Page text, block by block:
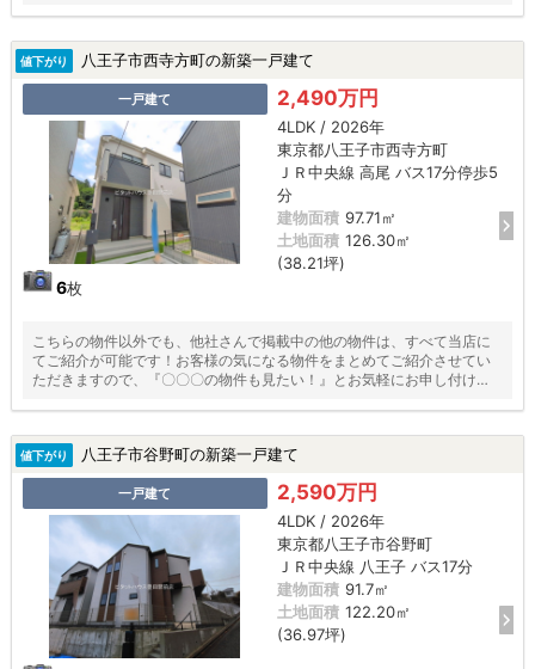
値下がり 八王子市西寺方町の新築一戸建て
一戸建て
6枚
2,490万円
4LDK / 2026年
東京都八王子市西寺方町
ＪＲ中央線 高尾 バス17分停歩5
分
建物面積 97.71㎡
土地面積 126.30㎡
(38.21坪)
こちらの物件以外でも、他社さんで掲載中の他の物件は、すべて当店に
てご紹介が可能です！お客様の気になる物件をまとめてご紹介させてい
ただきますので、『〇〇〇の物件も見たい！』とお気軽にお申し付けく
値下がり 八王子市谷野町の新築一戸建て
一戸建て 2,590万円
4LDK / 2026年
東京都八王子市谷野町
ＪＲ中央線 八王子 バス17分
建物面積 91.7㎡
土地面積 122.20㎡
(36.97坪)